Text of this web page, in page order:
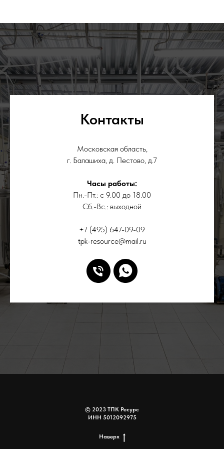
Контакты
Московская область,
г. Балашиха, д. Пестово, д.7
Часы работы:
Пн.-Пт.: с 9.00 до 18.00
Сб.-Вс.: выходной
+7 (495) 647-09-09
tpk-resource@mail.ru
© 2023 ТПК Ресурс
ИНН 5012092975
Наверх